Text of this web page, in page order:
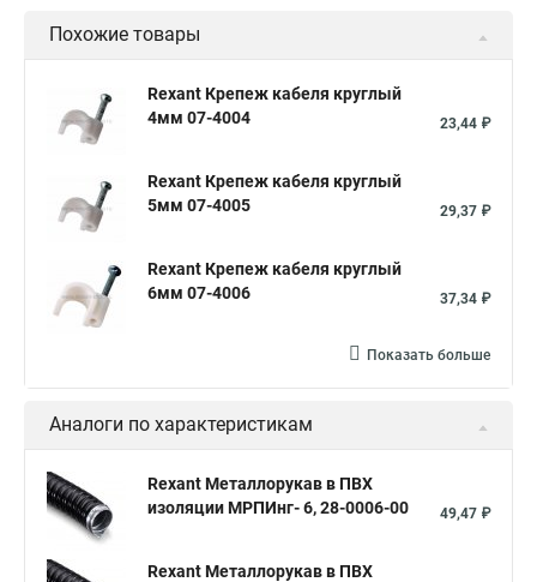
Металлорукав в изоляции
Металлорукав 20 Металлорукав труба
Металлорукав 32 Металлический гофрированный
Рукав металлический
Гофрированная труба из нержавейки
Похожие товары
Rexant Крепеж кабеля круглый
4мм 07-4004
23,44 ₽
Rexant Крепеж кабеля круглый
5мм 07-4005
29,37 ₽
Rexant Крепеж кабеля круглый
6мм 07-4006
37,34 ₽
Показать больше
Аналоги по характеристикам
Rexant Металлорукав в ПВХ
изоляции МРПИнг- 6, 28-0006-00
49,47 ₽
Rexant Металлорукав в ПВХ